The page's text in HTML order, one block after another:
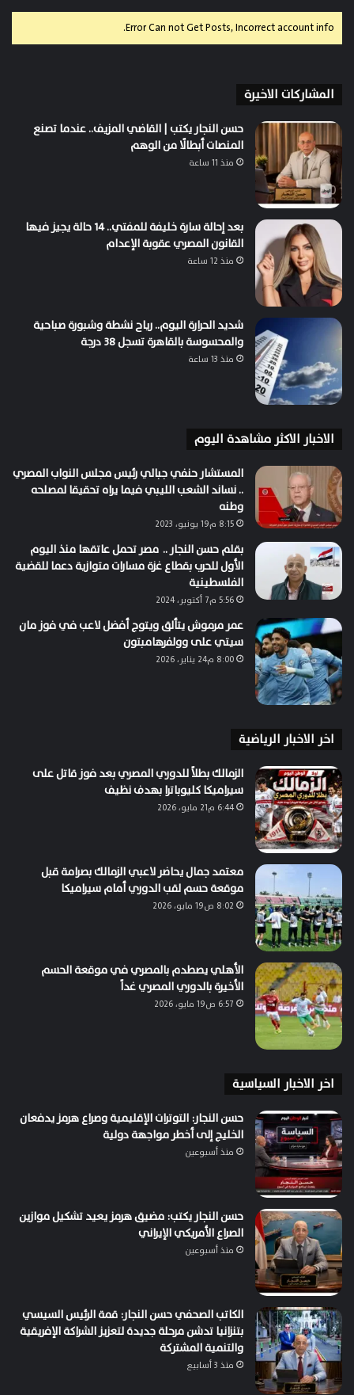
Error Can not Get Posts, Incorrect account info.
المشاركات الاخيرة
حسن النجار يكتب | القاضي المزيف.. عندما تصنع
المنصات أبطالًا من الوهم
منذ 11 ساعة
بعد إحالة سارة خليفة للمفتي.. 14 حالة يجيز فيها
القانون المصري عقوبة الإعدام
منذ 12 ساعة
شديد الحرارة اليوم.. رياح نشطة وشبورة صباحية
والمحسوسة بالقاهرة تسجل 38 درجة
منذ 13 ساعة
الاخبار الاكثر مشاهدة اليوم
المستشار حنفي جبالي رئيس مجلس النواب المصري
.. نساند الشعب الليبي فيما يراه تحقيقا لمصلحه
وطنه
8:15 م19 يونيو، 2023
بقلم حسن النجار .. مصر تحمل عاتقها منذ اليوم
الأول للحرب بقطاع غزة مسارات متوازية دعما للقضية
الفلسطينية
5:56 م7 أكتوبر، 2024
عمر مرموش يتألق ويتوج أفضل لاعب في فوز مان
سيتي على وولفرهامبتون
8:00 م24 يناير، 2026
اخر الاخبار الرياضية
الزمالك بطلاً للدوري المصري بعد فوز قاتل على
سيراميكا كليوباترا بهدف نظيف
6:44 م21 مايو، 2026
معتمد جمال يحاضر لاعبي الزمالك بصرامة قبل
موقعة حسم لقب الدوري أمام سيراميكا
8:02 ص19 مايو، 2026
الأهلي يصطدم بالمصري في موقعة الحسم
الأخيرة بالدوري المصري غداً
6:57 ص19 مايو، 2026
اخر الاخبار السياسية
حسن النجار: التوترات الإقليمية وصراع هرمز يدفعان
الخليج إلى أخطر مواجهة دولية
منذ أسبوعين
حسن النجار يكتب: مضيق هرمز يعيد تشكيل موازين
الصراع الأمريكي الإيراني
منذ أسبوعين
الكاتب الصحفي حسن النجار: قمة الرئيس السيسي
بتنزانيا تدشن مرحلة جديدة لتعزيز الشراكة الإفريقية
والتنمية المشتركة
منذ 3 أسابيع